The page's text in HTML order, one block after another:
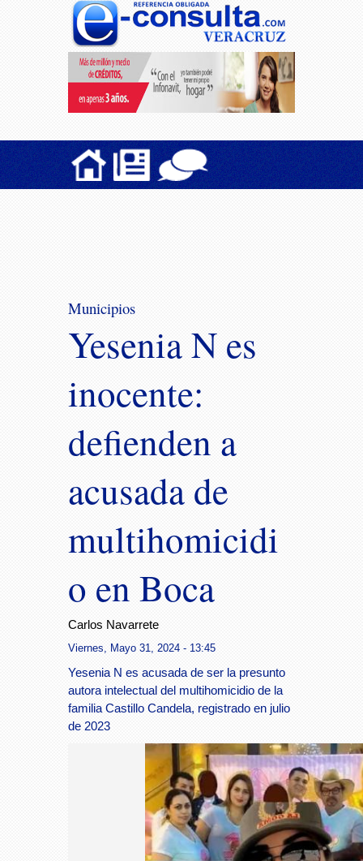
Municipios
Yesenia N es
inocente:
defienden a
acusada de
multihomicidi
o en Boca
Carlos Navarrete
Viernes, Mayo 31, 2024 - 13:45
Yesenia N es acusada de ser la presunto
autora intelectual del multihomicidio de la
familia Castillo Candela, registrado en julio
de 2023